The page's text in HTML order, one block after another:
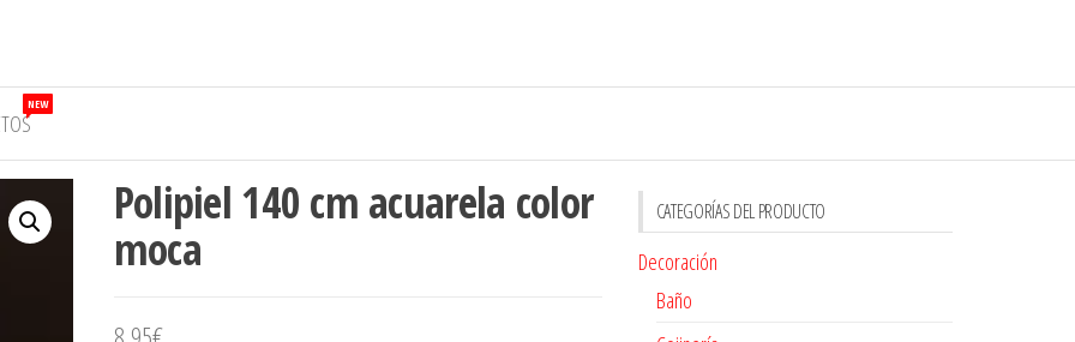
NEW
Polipiel 140 cm acuarela color
moca
CATEGORÍAS DEL PRODUCTO
Decoración
Baño